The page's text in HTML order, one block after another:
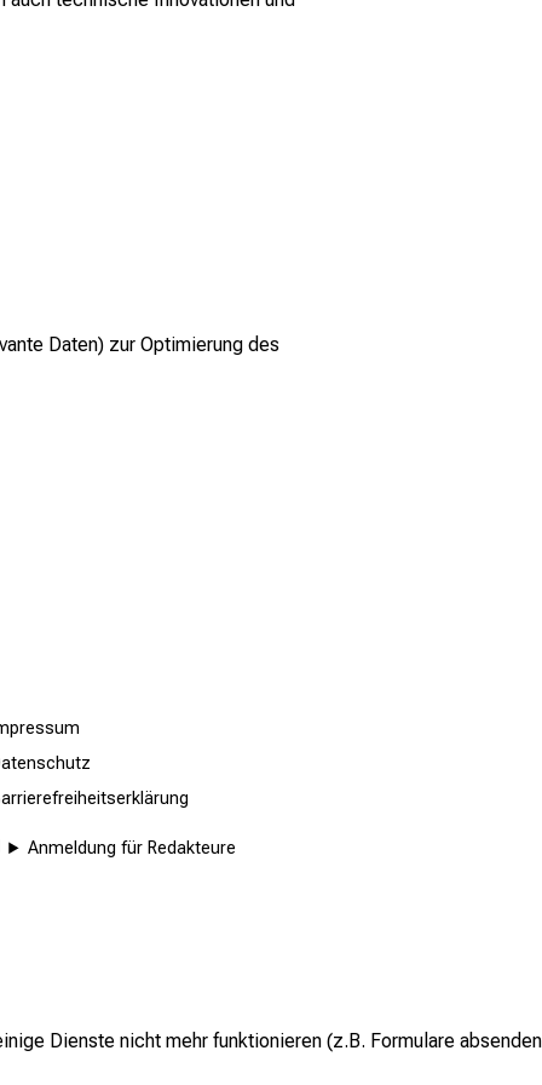
Dienste nicht mehr funktionieren (z.B. Formulare
Daten) zur Optimierung des
Anmeldung für Redakteure